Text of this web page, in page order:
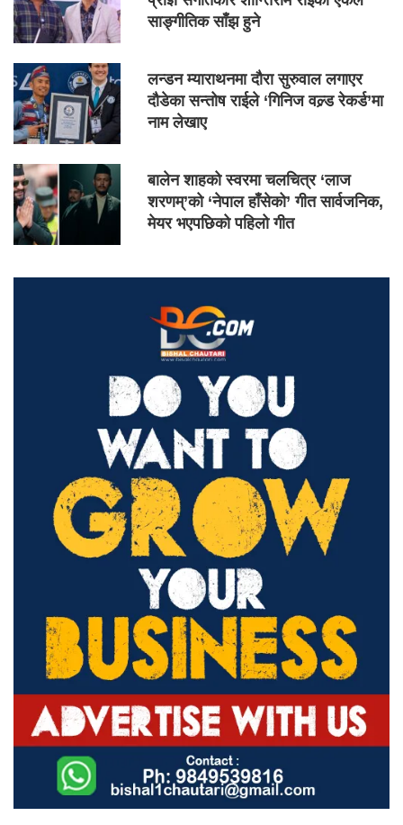
साङ्गीतिक साँझ हुने
लन्डन म्याराथनमा दौरा सुरुवाल लगाएर
दौडेका सन्तोष राईले ‘गिनिज वल्र्ड रेकर्ड’मा
नाम लेखाए
बालेन शाहको स्वरमा चलचित्र ‘लाज
शरणम्’को ‘नेपाल हाँसेको’ गीत सार्वजनिक,
मेयर भएपछिको पहिलो गीत